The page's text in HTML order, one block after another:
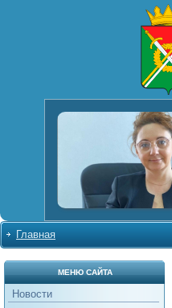
Главная
МЕНЮ САЙТА
Новости